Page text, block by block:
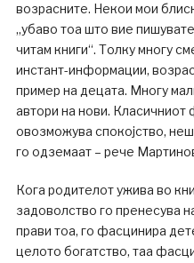
возрасните. Некои мои
„убаво тоа што вие
читам книги“. Толку многу
инстант-информации,
пример на децата. Многу
автори на нови. Класичниот
овозможува спокојство,
го одземаат – рече
Кога родителот ужива во
задоволство го пренесува
прави тоа, го фасцинира
целото богатство, таа